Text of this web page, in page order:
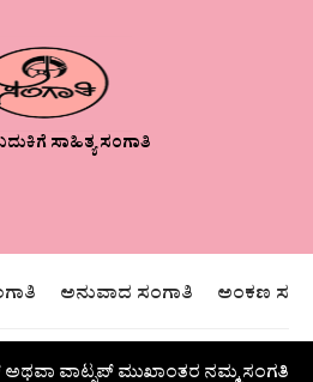
ಸಾಹಿತ್ಯ ಸಂಗಾತಿ
ಅನುವಾದ ಸಂಗಾತಿ ಅಂಕಣ
ವಾಟ್ಸಪ್ ಮುಖಾಂತರ ನಮ್ಮ ಸಂಗತಿ